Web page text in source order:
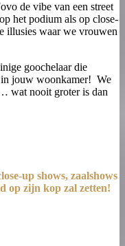
de vibe van een street
het podium als op close-
illusies waar we vrouwen
goochelaar die
in jouw woonkamer! We
wat nooit groter is dan
up shows, zaalshows
op zijn kop zal zetten!